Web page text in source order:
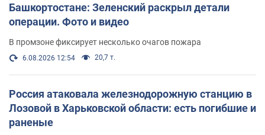
Башкортостане: Зеленский раскрыл детали
операции. Фото и видео
В промзоне фиксирует несколько очагов пожара
6.08.2026 12:54 20,7 т.
Россия атаковала железнодорожную станцию в
Лозовой в Харьковской области: есть погибшие и
раненые